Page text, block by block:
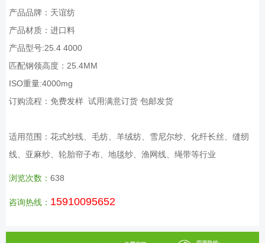
产品品牌：天谊纺
产品材质：进口料
产品型号:25.4 4000
匹配钢领高度：25.4MM
ISO重量:4000mg
订购流程：免费发样 试用满意订货 包邮发货
适用范围：花式纱线、毛纺、羊绒纺、雪尼尔纱、化纤长丝、缝纫
线、亚麻纱、轮胎帘子布、地毯纱、渔网线、绳带等行业
浏览次数： 638
咨询热线： 15910095652